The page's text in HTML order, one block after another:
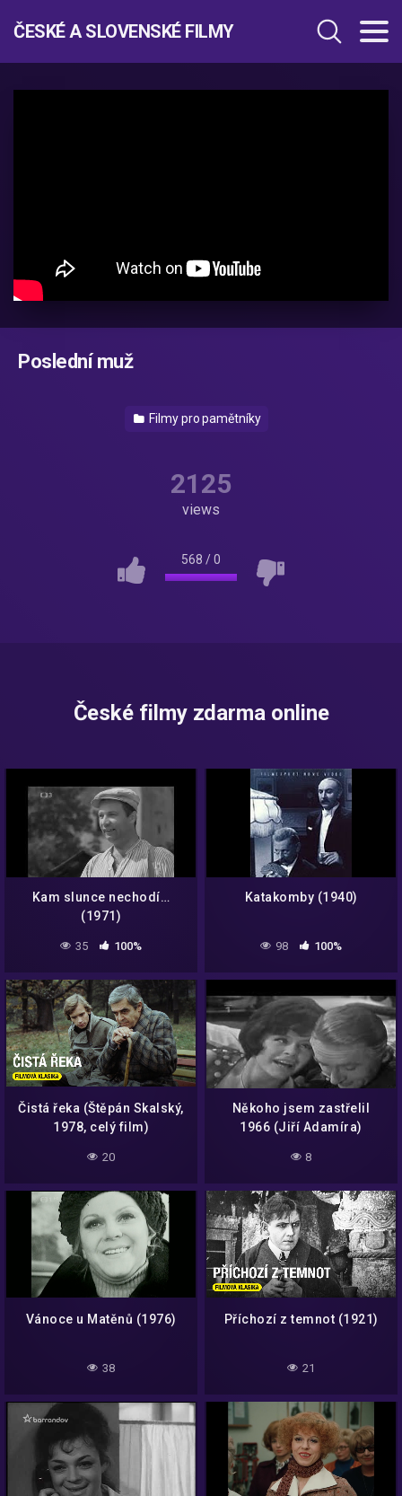
ČESKÉ A SLOVENSKÉ FILMY
Poslední muž
Filmy pro pamětníky
2125
views
568 /0
České filmy zdarma online
Kam slunce nechodí…
(1971)
35 100%
Katakomby (1940)
98 100%
Čistá řeka (Štěpán Skalský,
1978, celý film)
20
Někoho jsem zastřelil
1966 (Jiří Adamíra)
8
Vánoce u Matěnů (1976)
38
Příchozí z temnot (1921)
21